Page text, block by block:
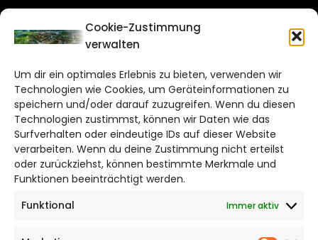
Cookie-Zustimmung
verwalten
Um dir ein optimales Erlebnis zu bieten, verwenden wir
Technologien wie Cookies, um Geräteinformationen zu
speichern und/oder darauf zuzugreifen. Wenn du diesen
Technologien zustimmst, können wir Daten wie das
Surfverhalten oder eindeutige IDs auf dieser Website
verarbeiten. Wenn du deine Zustimmung nicht erteilst
oder zurückziehst, können bestimmte Merkmale und
Funktionen beeinträchtigt werden.
Funktional
Immer aktiv
CITYLIFE!
Bruchtorwall 12
38100 Braunschweig
Telefon: 0531 387220 – 65
DAS STADTMAGAZIN FÜR
SALZGITTER
Impressum